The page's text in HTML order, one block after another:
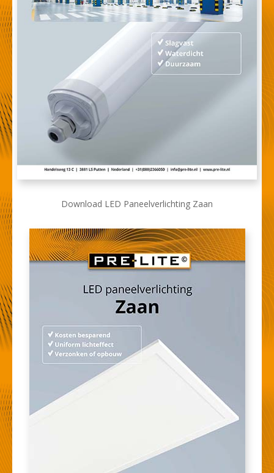
Download LED Paneelverlichting Zaan